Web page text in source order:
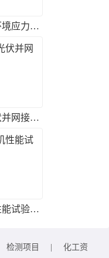
电子材料环境应力筛选实验
分布式光伏并网接入测试
科研样机性能试验服务
检测项目 化工资